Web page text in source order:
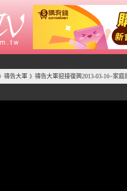
禱告大軍 》 禱告大軍迎接復興2013-03-16~家庭